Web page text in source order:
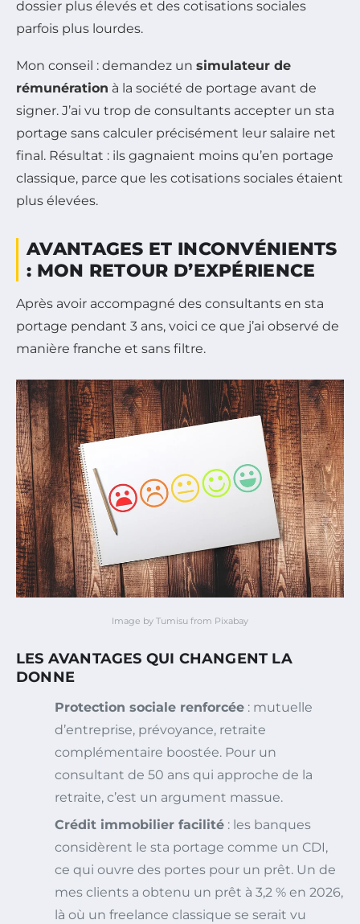
dossier plus élevés et des cotisations sociales
parfois plus lourdes.
Mon conseil : demandez un simulateur de
rémunération à la société de portage avant de
signer. J’ai vu trop de consultants accepter un sta
portage sans calculer précisément leur salaire net
final. Résultat : ils gagnaient moins qu’en portage
classique, parce que les cotisations sociales étaient
plus élevées.
AVANTAGES ET INCONVÉNIENTS
: MON RETOUR D’EXPÉRIENCE
Après avoir accompagné des consultants en sta
portage pendant 3 ans, voici ce que j’ai observé de
manière franche et sans filtre.
Image by Tumisu from Pixabay
LES AVANTAGES QUI CHANGENT LA
DONNE
Protection sociale renforcée : mutuelle
d’entreprise, prévoyance, retraite
complémentaire boostée. Pour un
consultant de 50 ans qui approche de la
retraite, c’est un argument massue.
Crédit immobilier facilité : les banques
considèrent le sta portage comme un CDI,
ce qui ouvre des portes pour un prêt. Un de
mes clients a obtenu un prêt à 3,2 % en 2026,
là où un freelance classique se serait vu